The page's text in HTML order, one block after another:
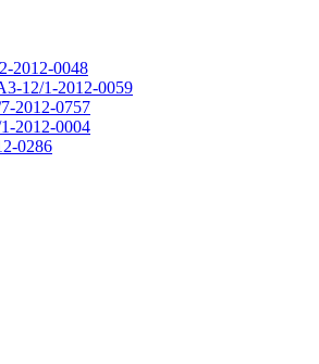
2012-0048
12/1-2012-0059
2012-0757
2012-0004
0286